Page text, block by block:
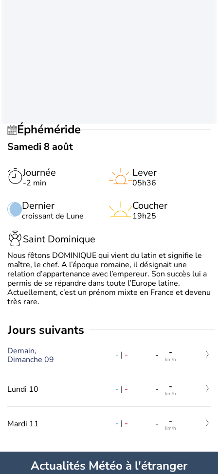
Éphéméride
Samedi 8 août
Journée
-2 min
Dernier
croissant de Lune
Lever
05h36
Coucher
19h25
Saint Dominique
Nous fêtons DOMINIQUE qui vient du latin et signifie le
maître, le chef. A l’époque romaine, il désignait une
relation d’appartenance avec l’empereur. Son succès lui a
permis de se répandre dans toute l’Europe latine.
Actuellement, c’est un prénom mixte en France et devenu
très rare.
jours suivants
Demain,
Dimanche 09
- | - - -
km/h
Lundi 10 - | - - -
km/h
Mardi 11 - | - - -
km/h
Actualités Météo à l'étranger